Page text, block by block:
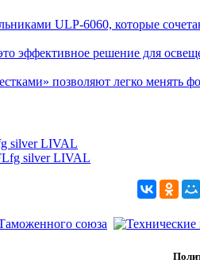
ULP-6060, которые
эффективное решение для
позволяют легко менять
silver LIVAL